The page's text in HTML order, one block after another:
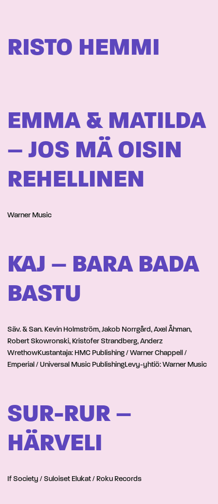
RISTO HEMMI
EMMA & MATILDA
– JOS MÄ OISIN
REHELLINEN
Warner Music
KAJ – BARA BADA
BASTU
Säv. & San. Kevin Holmström, Jakob Norrgård, Axel Åhman,
Robert Skowronski, Kristofer Strandberg, Anderz
WrethowKustantaja: HMC Publishing / Warner Chappell /
Emperial / Universal Music PublishingLevy-yhtiö: Warner Music
SUR-RUR –
HÄRVELI
If Society / Suloiset Elukat / Roku Records